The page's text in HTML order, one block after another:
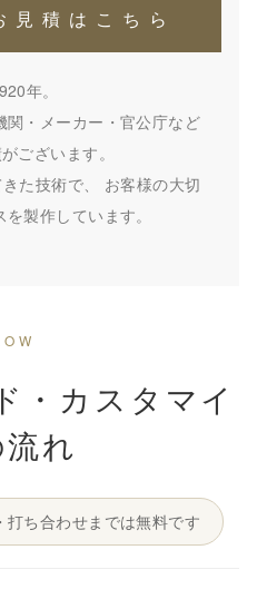
見積はこちら
年。
関・メーカー・官公庁など
ございます。
た技術で、 お客様の大切
製作しています。
・カスタマイ
れ
ち合わせまでは無料です